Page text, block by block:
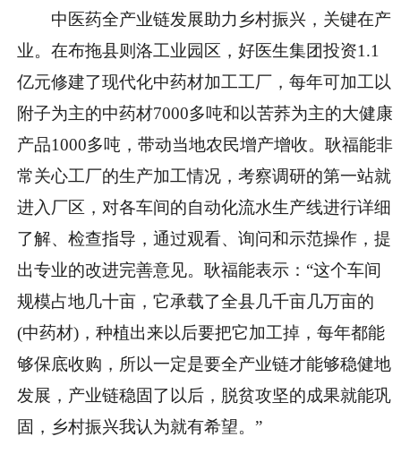
中医药全产业链发展助力乡村振兴，关键在产
业。在布拖县则洛工业园区，好医生集团投资1.1
亿元修建了现代化中药材加工工厂，每年可加工以
附子为主的中药材7000多吨和以苦荞为主的大健康
产品1000多吨，带动当地农民增产增收。耿福能非
常关心工厂的生产加工情况，考察调研的第一站就
进入厂区，对各车间的自动化流水生产线进行详细
了解、检查指导，通过观看、询问和示范操作，提
出专业的改进完善意见。耿福能表示：“这个车间
规模占地几十亩，它承载了全县几千亩几万亩的
(中药材)，种植出来以后要把它加工掉，每年都能
够保底收购，所以一定是要全产业链才能够稳健地
发展，产业链稳固了以后，脱贫攻坚的成果就能巩
固，乡村振兴我认为就有希望。”